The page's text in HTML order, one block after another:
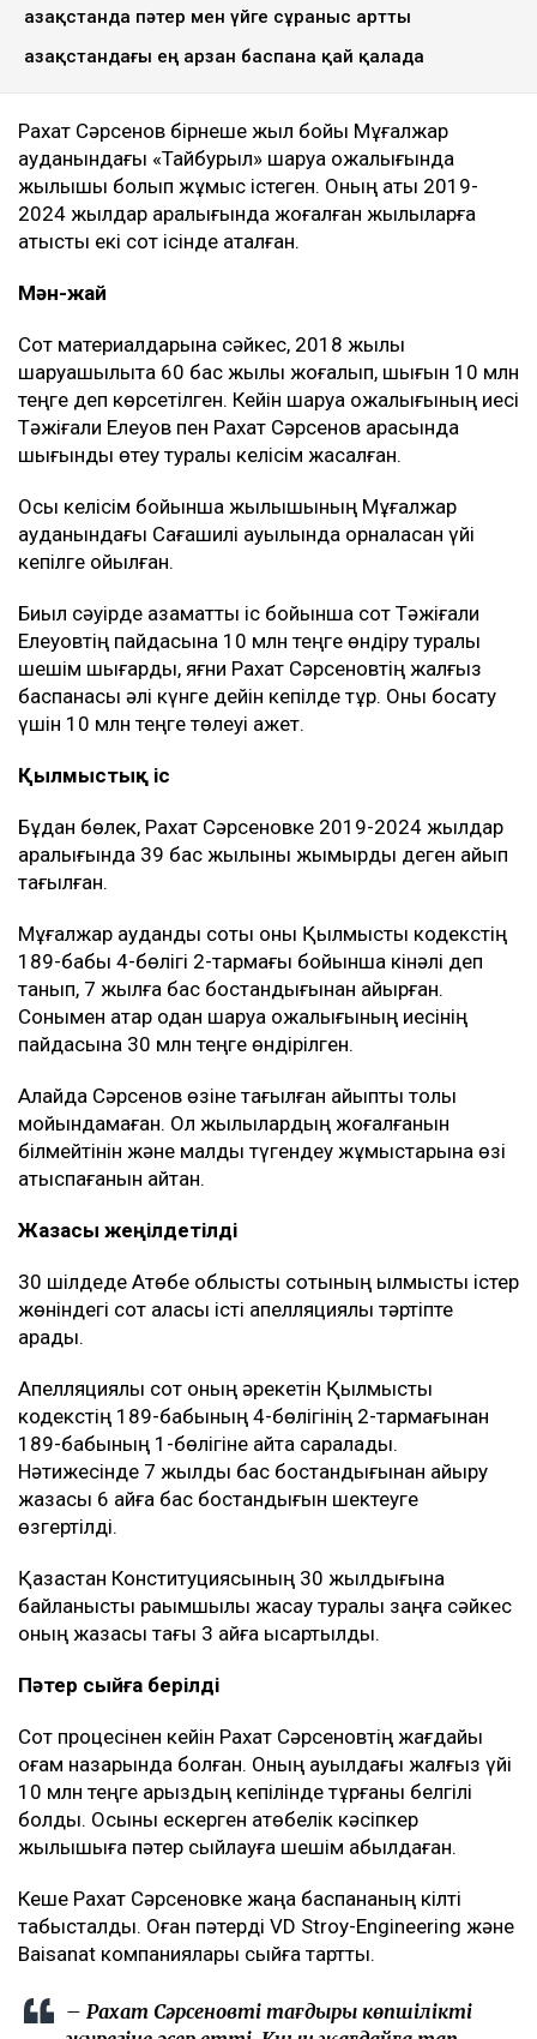
Қазақстанда пәтер мен үйге сұраныс артты
Қазақстандағы ең арзан баспана қай қалада
Рахат Сәрсенов бірнеше жыл бойы Мұғалжар
ауданындағы «Тайбурыл» шаруа қожалығында
жылқышы болып жұмыс істеген. Оның аты 2019-
2024 жылдар аралығында жоғалған жылқыларға
қатысты екі сот ісінде аталған.
Мән-жай
Сот материалдарына сәйкес, 2018 жылы
шаруашылықта 60 бас жылқы жоғалып, шығын 10 млн
теңге деп көрсетілген. Кейін шаруа қожалығының иесі
Тәжіғали Елеуов пен Рахат Сәрсенов арасында
шығынды өтеу туралы келісім жасалған.
Осы келісім бойынша жылқышының Мұғалжар
ауданындағы Сағашилі ауылында орналасқан үйі
кепілге қойылған.
Биыл сәуірде азаматтық іс бойынша сот Тәжіғали
Елеуовтің пайдасына 10 млн теңге өндіру туралы
шешім шығарды, яғни Рахат Сәрсеновтің жалғыз
баспанасы әлі күнге дейін кепілде тұр. Оны босату
үшін 10 млн теңге төлеуі қажет.
Қылмыстық іс
Бұдан бөлек, Рахат Сәрсеновке 2019-2024 жылдар
аралығында 39 бас жылқыны жымқырды деген айып
тағылған.
Мұғалжар аудандық соты оны Қылмыстық кодекстің
189-бабы 4-бөлігі 2-тармағы бойынша кінәлі деп
танып, 7 жылға бас бостандығынан айырған.
Сонымен қатар одан шаруа қожалығының иесінің
пайдасына 30 млн теңге өндірілген.
Алайда Сәрсенов өзіне тағылған айыпты толық
мойындамаған. Ол жылқылардың жоғалғанын
білмейтінін және малды түгендеу жұмыстарына өзі
қатыспағанын айтқан.
Жазасы жеңілдетілді
30 шілдеде Ақтөбе облыстық сотының қылмыстық істер
жөніндегі сот алқасы істі апелляциялық тәртіпте
қарады.
Апелляциялық сот оның әрекетін Қылмыстық
кодекстің 189-бабының 4-бөлігінің 2-тармағынан
189-бабының 1-бөлігіне қайта саралады.
Нәтижесінде 7 жылдық бас бостандығынан айыру
жазасы 6 айға бас бостандығын шектеуге
өзгертілді.
Қазақстан Конституциясының 30 жылдығына
байланысты рақымшылық жасау туралы заңға сәйкес
оның жазасы тағы 3 айға қысқартылды.
Пәтер сыйға берілді
Сот процесінен кейін Рахат Сәрсеновтің жағдайы
қоғам назарында болған. Оның ауылдағы жалғыз үйі
10 млн теңге қарыздың кепілінде тұрғаны белгілі
болды. Осыны ескерген ақтөбелік кәсіпкер
жылқышыға пәтер сыйлауға шешім қабылдаған.
Кеше Рахат Сәрсеновке жаңа баспананың кілті
табысталды. Оған пәтерді VD Stroy-Engineering және
Baisanat компаниялары сыйға тартты.
– Рахат Сәрсеновтің тағдыры көпшіліктің